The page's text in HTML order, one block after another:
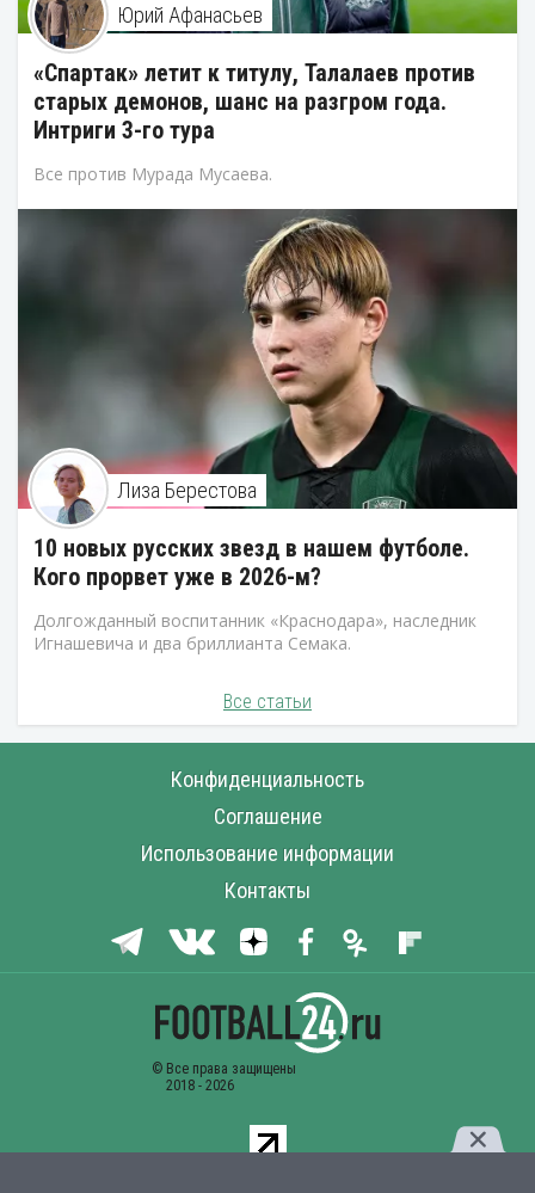
Юрий Афанасьев
«Спартак» летит к титулу, Талалаев против
старых демонов, шанс на разгром года.
Интриги 3-го тура
Все против Мурада Мусаева.
Лиза Берестова
10 новых русских звезд в нашем футболе.
Кого прорвет уже в 2026-м?
Долгожданный воспитанник «Краснодара», наследник
Игнашевича и два бриллианта Семака.
Все статьи
Конфиденциальность
Соглашение
Использование информации
Контакты